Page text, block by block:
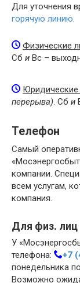
Для уточнения
горячую линию.
Физические
Сб и Вс –
Юридические
перерыва). Сб и
Телефон
Самый
компании.
всем услугам,
компания.
Для физ. лиц
У
телефона:
+7
понедельника
Возможно